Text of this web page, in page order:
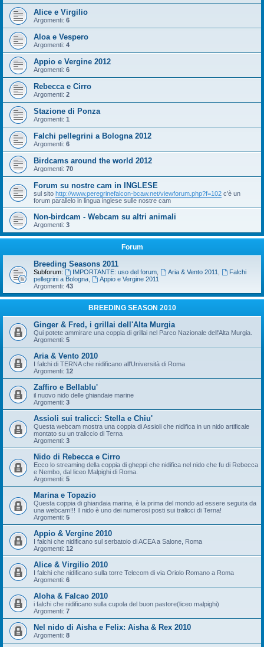
Alice e Virgilio
Argomenti: 6
Aloa e Vespero
Argomenti: 4
Appio e Vergine 2012
Argomenti: 6
Rebecca e Cirro
Argomenti: 2
Stazione di Ponza
Argomenti: 1
Falchi pellegrini a Bologna 2012
Argomenti: 6
Birdcams around the world 2012
Argomenti: 70
Forum su nostre cam in INGLESE
sul sito http://www.peregrinefalcon-bcaw.net/viewforum.php?f=102 c'è un
forum parallelo in lingua inglese sulle nostre cam
Non-birdcam - Webcam su altri animali
Argomenti: 3
Forum
Breeding Seasons 2011
Subforum: IMPORTANTE: uso del forum, Aria & Vento 2011
Falchi
pellegrini a Bologna
Appio e Vergine 2011
Argomenti: 43
BREEDING SEASON 2010
Ginger & Fred, i grillai dell'Alta Murgia
Qui potete ammirare una coppia di grillai nel Parco Nazionale dell'Alta Murgia.
Argomenti: 5
Aria & Vento 2010
I falchi di TERNA che nidificano all'Università di Roma
Argomenti: 12
Zaffiro e Bellablu'
il nuovo nido delle ghiandaie marine
Argomenti: 3
Assioli sui tralicci: Stella e Chiu'
Questa webcam mostra una coppia di Assioli che nidifica in un nido artificale
montato su un traliccio di Terna
Argomenti: 3
Nido di Rebecca e Cirro
Ecco lo streaming della coppia di gheppi che nidifica nel nido che fu di Rebecca
e Nembo, dal liceo Malpighi di Roma.
Argomenti: 5
Marina e Topazio
Questa coppia di ghiandaia marina, è la prima del mondo ad essere seguita da
una webcam!!! Il nido è uno dei numerosi posti sui tralicci di Terna!
Argomenti: 5
Appio & Vergine 2010
I falchi che nidificano sul serbatoio di ACEA a Salone, Roma
Argomenti: 12
Alice & Virgilio 2010
I falchi che nidificano sulla torre Telecom di via Oriolo Romano a Roma
Argomenti: 6
Aloha & Falcao 2010
i falchi che nidificano sulla cupola del buon pastore(liceo malpighi)
Argomenti: 7
Nel nido di Aisha e Felix: Aisha & Rex 2010
Argomenti: 8